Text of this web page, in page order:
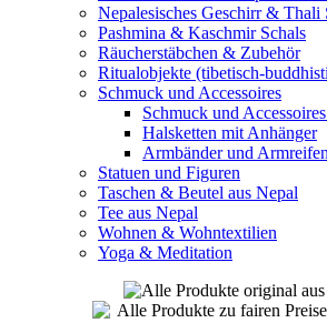
Nepalesisches Geschirr & Thali
Pashmina & Kaschmir Schals
Räucherstäbchen & Zubehör
Ritualobjekte (tibetisch-
Schmuck und Accessoires
Schmuck und
Halsketten mit Anhänger
Armbänder und Armreifen
Statuen und Figuren
Taschen & Beutel aus Nepal
Tee aus Nepal
Wohnen & Wohntextilien
Yoga & Meditation